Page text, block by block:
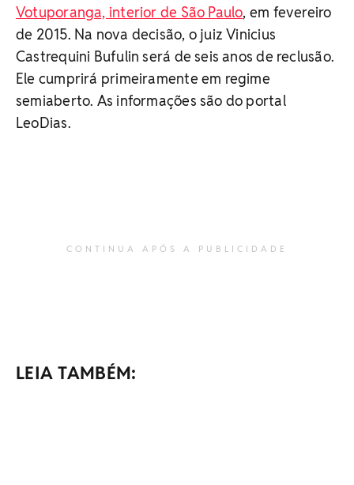
Votuporanga, interior de São Paulo, em fevereiro
de 2015. Na nova decisão, o juiz Vinicius
Castrequini Bufulin será de seis anos de reclusão.
Ele cumprirá primeiramente em regime
semiaberto. As informações são do portal
LeoDias.
CONTINUA APÓS A PUBLICIDADE
LEIA TAMBÉM: